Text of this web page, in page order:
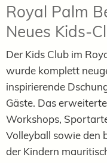
Royal Palm
Neues Kids-
Der Kids Club im
wurde komplett
inspirierende
Gäste. Das
Workshops,
Volleyball sowie den
der Kindern